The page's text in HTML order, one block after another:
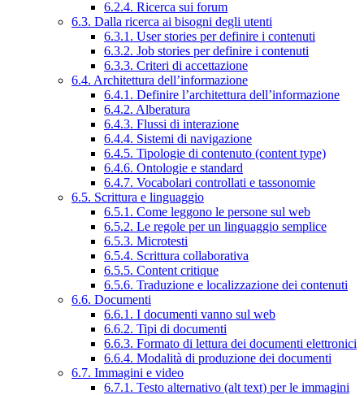
6.2.4. Ricerca sui forum
6.3. Dalla ricerca ai bisogni degli utenti
6.3.1. User stories per definire i contenuti
6.3.2. Job stories per definire i contenuti
6.3.3. Criteri di accettazione
6.4. Architettura dell’informazione
6.4.1. Definire l’architettura dell’informazione
6.4.2. Alberatura
6.4.3. Flussi di interazione
6.4.4. Sistemi di navigazione
6.4.5. Tipologie di contenuto (content type)
6.4.6. Ontologie e standard
6.4.7. Vocabolari controllati e tassonomie
6.5. Scrittura e linguaggio
6.5.1. Come leggono le persone sul web
6.5.2. Le regole per un linguaggio semplice
6.5.3. Microtesti
6.5.4. Scrittura collaborativa
6.5.5. Content critique
6.5.6. Traduzione e localizzazione dei contenuti
6.6. Documenti
6.6.1. I documenti vanno sul web
6.6.2. Tipi di documenti
6.6.3. Formato di lettura dei documenti elettronici
6.6.4. Modalità di produzione dei documenti
6.7. Immagini e video
6.7.1. Testo alternativo (alt text) per le immagini